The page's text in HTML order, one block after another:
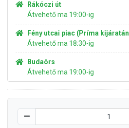
Rákóczi út
Átvehető ma 19:00-ig
Fény utcai piac (Príma
Átvehető ma 18:30-ig
Budaörs
Átvehető ma 19:00-ig